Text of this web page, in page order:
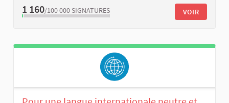
1 160/100 000 SIGNATURES VOIR